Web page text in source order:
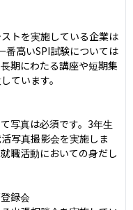
トを実施している企業は
番高いSPI試験については
期にわたる講座や短期集
ています。
写真は必須です。3年生
写真撮影会を実施しま
職活動においての身だし
録会